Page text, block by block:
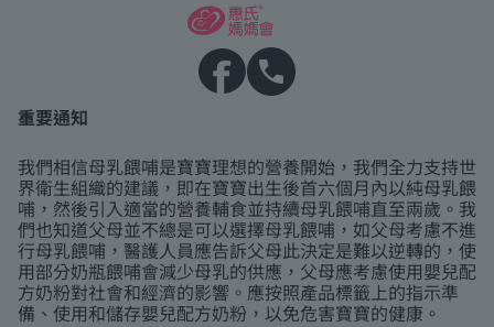
重要通知
我們相信母乳餵哺是寶寶理想的營養開始，我們全力支持世
界衛生組織的建議，即在寶寶出生後首六個月內以純母乳餵
哺，然後引入適當的營養輔食並持續母乳餵哺直至兩歲。我
們也知道父母並不總是可以選擇母乳餵哺，如父母考慮不進
行母乳餵哺，醫護人員應告訴父母此決定是難以逆轉的，使
用部分奶瓶餵哺會減少母乳的供應，父母應考慮使用嬰兒配
方奶粉對社會和經濟的影響。應按照產品標籤上的指示準
備、使用和儲存嬰兒配方奶粉，以免危害寶寶的健康。